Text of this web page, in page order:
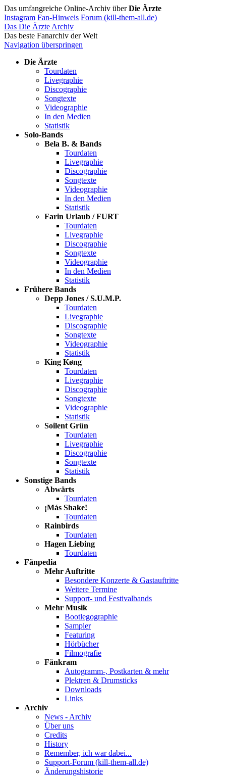
Das umfangreiche Online-Archiv überDie Ärzte
Instagram Fan-Hinweis Forum (kill-them-all.de)
Das Die Ärzte Archiv
Das beste Fanarchiv der Welt
Navigation überspringen
Die Ärzte
Tourdaten
Livegraphie
Discographie
Songtexte
Videographie
In den Medien
Statistik
Solo-Bands
Bela B. & Bands
Tourdaten
Livegraphie
Discographie
Songtexte
Videographie
In den Medien
Statistik
Farin Urlaub / FURT
Tourdaten
Livegraphie
Discographie
Songtexte
Videographie
In den Medien
Statistik
Frühere Bands
Depp Jones / S.U.M.P.
Tourdaten
Livegraphie
Discographie
Songtexte
Videographie
Statistik
King Køng
Tourdaten
Livegraphie
Discographie
Songtexte
Videographie
Statistik
Soilent Grün
Tourdaten
Livegraphie
Discographie
Songtexte
Statistik
Sonstige Bands
Abwärts
Tourdaten
¡Más Shake!
Tourdaten
Rainbirds
Tourdaten
Hagen Liebing
Tourdaten
Fänpedia
Mehr Auftritte
Besondere Konzerte & Gastauftritte
Weitere Termine
Support- und Festivalbands
Mehr Musik
Bootlegographie
Sampler
Featuring
Hörbücher
Filmografie
Fänkram
Autogramm-, Postkarten & mehr
Plektren & Drumsticks
Downloads
Links
Archiv
News - Archiv
Über uns
Credits
History
Remember, ich war dabei...
Support-Forum (kill-them-all.de)
Änderungshistorie